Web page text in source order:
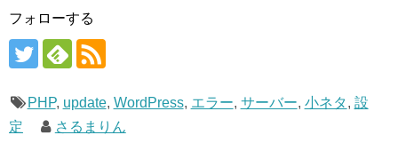
フォローする
PHP, update, WordPress, エラー, サーバー, 小ネタ, 設
定
さるまりん